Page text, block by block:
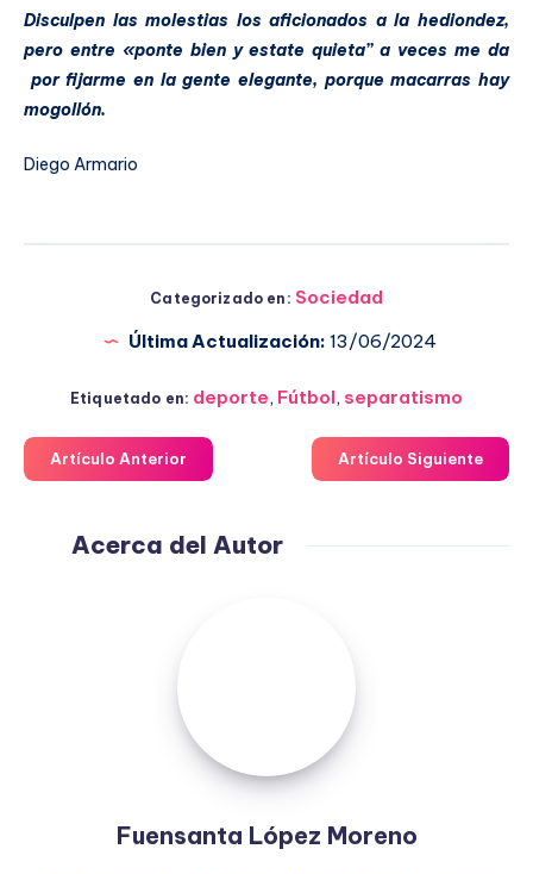
Disculpen las molestias los aficionados a la hediondez,
pero entre «ponte bien y estate quieta” a veces me da
por fijarme en la gente elegante, porque macarras hay
mogollón.
Diego Armario
Categorizado en: Sociedad
Última Actualización: 13/06/2024
Etiquetado en: deporte, Fútbol, separatismo
Artículo Anterior Artículo Siguiente
Acerca del Autor
Fuensanta López Moreno